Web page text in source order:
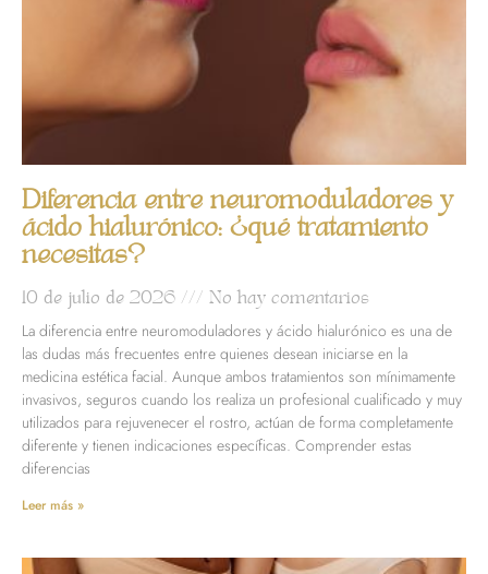
Diferencia entre neuromoduladores y
ácido hialurónico: ¿qué tratamiento
necesitas?
10 de julio de 2026 No hay comentarios
La diferencia entre neuromoduladores y ácido hialurónico es una de
las dudas más frecuentes entre quienes desean iniciarse en la
medicina estética facial. Aunque ambos tratamientos son mínimamente
invasivos, seguros cuando los realiza un profesional cualificado y muy
utilizados para rejuvenecer el rostro, actúan de forma completamente
diferente y tienen indicaciones específicas. Comprender estas
diferencias
Leer más »